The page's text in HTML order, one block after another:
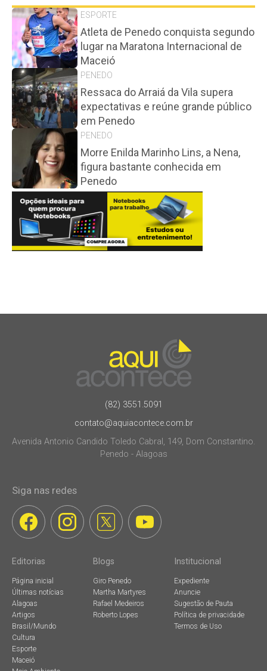
ESPORTE
Atleta de Penedo conquista segundo
lugar na Maratona Internacional de
Maceió
PENEDO
Ressaca do Arraiá da Vila supera
expectativas e reúne grande público
em Penedo
PENEDO
Morre Enilda Marinho Lins, a Nena,
figura bastante conhecida em
Penedo
(82) 3551.5091
contato@aquiacontece.com.br
Avenida Antonio Candido Toledo Cabral, 149, Dom Constantino.
Penedo - Alagoas
Siga nas redes
Editorias
Página inicial
Últimas notícias
Alagoas
Artigos
Brasil/Mundo
Cultura
Esporte
Maceió
Blogs
Giro Penedo
Martha Martyres
Rafael Medeiros
Roberto Lopes
Institucional
Expediente
Anuncie
Sugestão de Pauta
Política de privacidade
Termos de Uso